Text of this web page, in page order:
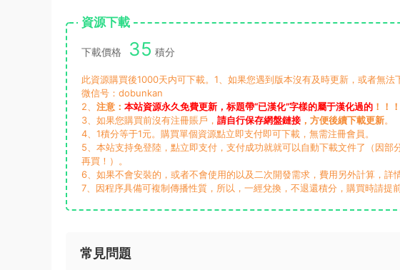
資源下載
下載價格 35 積分
此資源購買後1000天内可下載。1、如果您遇到版本沒有及時更新，或者無
微信号：dobunkan
2、 注意： 本站資源永久免費更新，标題帶“已漢化”字樣的屬于漢化過的 ！！！
3、如果您購買前沒有注冊賬戶， 請自行保存網盤鏈接 ，方便後續下載更新。
4、1積分等于1元。購買單個資源點立即支付即可下載，無需注冊會員。
5、本站支持免登陸，點立即支付，支付成功就就可以自動下載文件了（因
再買！）。
6、如果不會安裝的，或者不會使用的以及二次開發需求，費用另外計算，詳
7、因程序具備可複制傳播性質，所以，一經兌換，不退還積分，購買時請提
常見問題